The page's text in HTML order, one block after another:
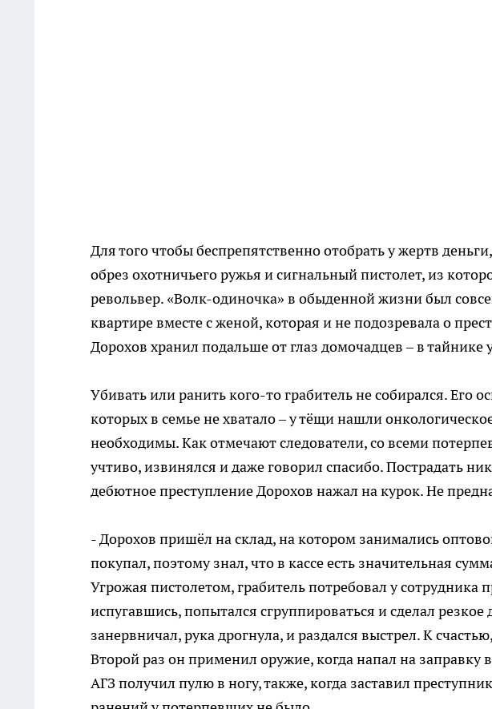
Для того чтобы беспрепятственно отобрать у жертв
обрез охотничьего ружья и сигнальный пистолет, из
револьвер. «Волк-одиночка» в обыденной жизни был
квартире вместе с женой, которая и не подозревала о
Дорохов хранил подальше от глаз домочадцев – в
Убивать или ранить кого-то грабитель не собирался. Его
которых в семье не хватало – у тёщи нашли
необходимы. Как отмечают следователи, со всеми
учтиво, извинялся и даже говорил спасибо. Пострадать
дебютное преступление Дорохов нажал на курок. Не
- Дорохов пришёл на склад, на котором занимались
покупал, поэтому знал, что в кассе есть значительная
Угрожая пистолетом, грабитель потребовал у сотрудника
испугавшись, попытался сгруппироваться и сделал
занервничал, рука дрогнула, и раздался выстрел. К
Второй раз он применил оружие, когда напал на
АГЗ получил пулю в ногу, также, когда заставил